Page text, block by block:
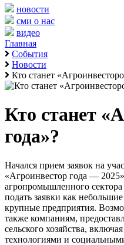
новости
сми о нас
видео
Главная
События
Новости
Кто станет
Кто станет
года»?
Начался прием заявок на
«Агроинвестор года —
агропромышленного
подать заявки как
крупные предприятия.
также компаниям,
сельского хозяйства,
технологиями и